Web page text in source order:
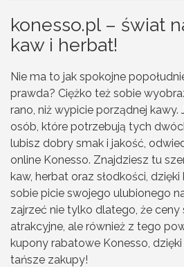
konesso.pl – świat
kaw i herbat!
Nie ma to jak spokojne
prawda? Ciężko też sobie
rano, niż wypicie porządnej kawy.
osób, które potrzebują tych
lubisz dobry smak i jakość,
online Konesso. Znajdziesz tu
kaw, herbat oraz słodkości,
sobie picie swojego ulubionego
zajrzeć nie tylko dlatego, że
atrakcyjne, ale również z tego
kupony rabatowe Konesso,
tańsze zakupy!